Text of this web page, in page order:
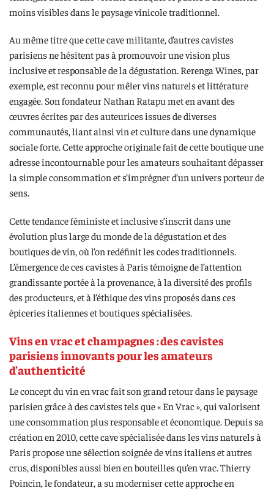
moins visibles dans le paysage vinicole traditionnel.
Au même titre que cette cave militante, d’autres cavistes
parisiens ne hésitent pas à promouvoir une vision plus
inclusive et responsable de la dégustation. Rerenga Wines, par
exemple, est reconnu pour mêler vins naturels et littérature
engagée. Son fondateur Nathan Ratapu met en avant des
œuvres écrites par des auteurices issues de diverses
communautés, liant ainsi vin et culture dans une dynamique
sociale forte. Cette approche originale fait de cette boutique une
adresse incontournable pour les amateurs souhaitant dépasser
la simple consommation et s’imprégner d’un univers porteur de
sens.
Cette tendance féministe et inclusive s’inscrit dans une
évolution plus large du monde de la dégustation et des
boutiques de vin, où l’on redéfinit les codes traditionnels.
L’émergence de ces cavistes à Paris témoigne de l’attention
grandissante portée à la provenance, à la diversité des profils
des producteurs, et à l’éthique des vins proposés dans ces
épiceries italiennes et boutiques spécialisées.
Vins en vrac et champagnes : des cavistes
parisiens innovants pour les amateurs
d’authenticité
Le concept du vin en vrac fait son grand retour dans le paysage
parisien grâce à des cavistes tels que « En Vrac », qui valorisent
une consommation plus responsable et économique. Depuis sa
création en 2010, cette cave spécialisée dans les vins naturels à
Paris propose une sélection soignée de vins italiens et autres
crus, disponibles aussi bien en bouteilles qu’en vrac. Thierry
Poincin, le fondateur, a su moderniser cette approche en